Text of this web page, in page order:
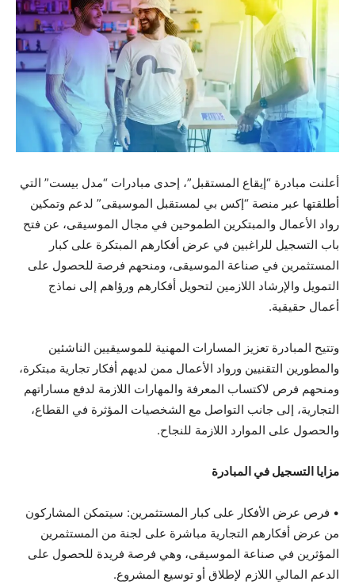
أعلنت مبادرة “إيقاع المستقبل”، إحدى مبادرات “مدل بيست” التي
أطلقتها عبر منصة “إكس بي لمستقبل الموسيقى” لدعم وتمكين
رواد الأعمال والمبتكرين الطموحين في مجال الموسيقى، عن فتح
باب التسجيل للراغبين في عرض أفكارهم المبتكرة على كبار
المستثمرين في صناعة الموسيقى، ومنحهم فرصة للحصول على
التمويل والإرشاد اللازمين لتحويل أفكارهم ورؤاهم إلى نماذج
أعمال حقيقية.
وتتيح المبادرة تعزيز المسارات المهنية للموسيقيين الناشئين
والمطورين التقنيين ورواد الأعمال ممن لديهم أفكار تجارية مبتكرة،
ومنحهم فرص لاكتساب المعرفة والمهارات اللازمة لدفع مساراتهم
التجارية، إلى جانب التواصل مع الشخصيات المؤثرة في القطاع،
والحصول على الموارد اللازمة للنجاح.
مزايا التسجيل في المبادرة
• فرص عرض الأفكار على كبار المستثمرين: سيتمكن المشاركون
من عرض أفكارهم التجارية مباشرة على لجنة من المستثمرين
المؤثرين في صناعة الموسيقى، وهي فرصة فريدة للحصول على
الدعم المالي اللازم لإطلاق أو توسيع المشروع.